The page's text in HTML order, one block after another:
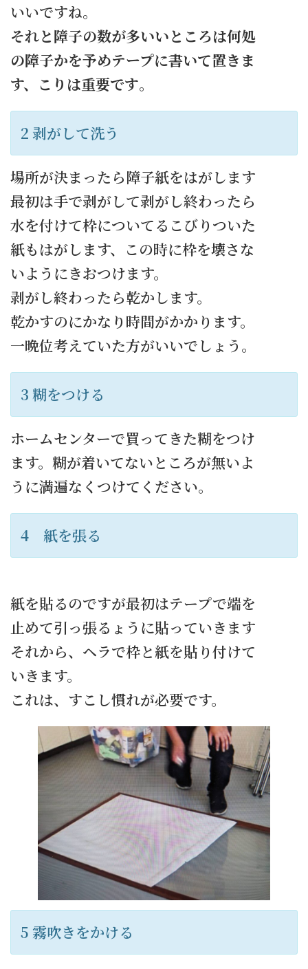
いいですね。
それと障子の数が多いいところは何処
の障子かを予めテープに書いて置きま
す、こりは重要です。
2 剥がして洗う
場所が決まったら障子紙をはがします
最初は手で剥がして剥がし終わったら
水を付けて枠についてるこびりついた
紙もはがします、この時に枠を壊さな
いようにきおつけます。
剥がし終わったら乾かします。
乾かすのにかなり時間がかかります。
一晩位考えていた方がいいでしょう。
3 糊をつける
ホームセンターで買ってきた糊をつけ
ます。糊が着いてないところが無いよ
うに満遍なくつけてください。
4 紙を張る
紙を貼るのですが最初はテープで端を
止めて引っ張るょうに貼っていきます
それから、ヘラで枠と紙を貼り付けて
いきます。
これは、すこし慣れが必要です。
5 霧吹きをかける